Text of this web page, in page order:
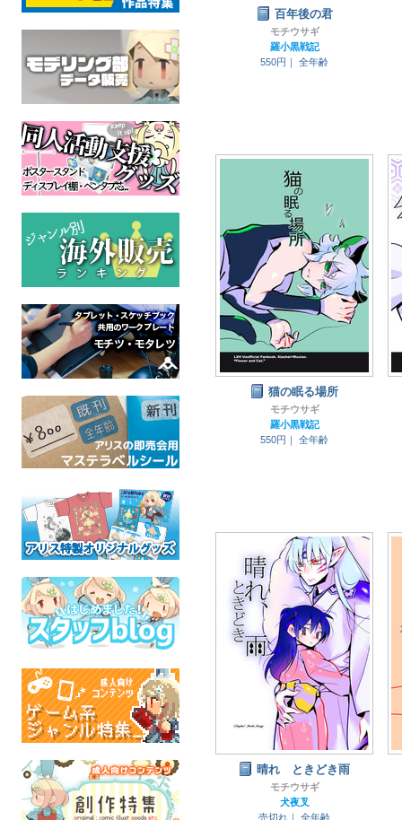
百年後の君
モチウサギ
羅小黒戦記
550円｜
全年齢
猫の眠る場所
モチウサギ
羅小黒戦記
550円｜
全年齢
晴れ ときどき雨
モチウサギ
犬夜叉
売切れ｜
全年齢